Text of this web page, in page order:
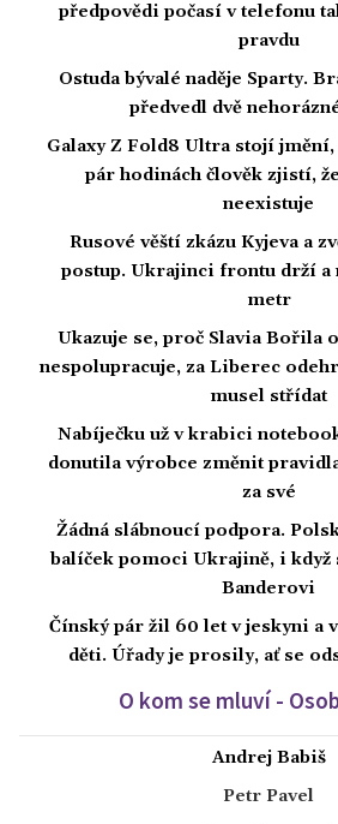
předpovědi počasí v telefonu
pravdu
Ostuda bývalé naděje Sparty.
předvedl dvě
Galaxy Z Fold8 Ultra stojí
pár hodinách člověk zjistí,
neexistuje
Rusové věští zkázu Kyjeva a
postup. Ukrajinci frontu drží a
metr
Ukazuje se, proč Slavia Bořila
nespolupracuje, za Liberec
musel střídat
Nabíječku už v krabici
donutila výrobce změnit
za své
Žádná slábnoucí podpora.
balíček pomoci Ukrajině, i když
Banderovi
Čínský pár žil 60 let v jeskyni a
děti. Úřady je prosily, ať se
O kom se mluví -
Andrej Babiš
Petr Pavel